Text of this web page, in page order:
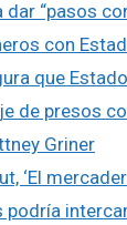
dar “pasos
con
que
de presos
Griner
‘El
podría